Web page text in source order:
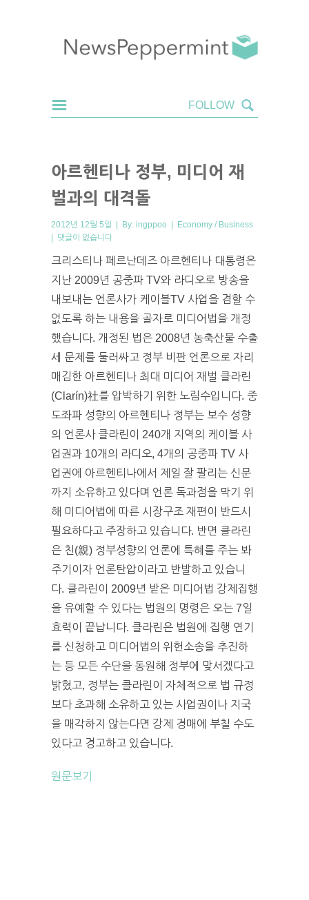
아르헨티나 정부, 미디어 재
벌과의 대격돌
2012년 12월 5일 | By: ingppoo | Economy / Business
| 댓글이 없습니다
크리스티나 페르난데즈 아르헨티나 대통령은
지난 2009년 공중파 TV와 라디오로 방송을
내보내는 언론사가 케이블TV 사업을 겸할 수
없도록 하는 내용을 골자로 미디어법을 개정
했습니다. 개정된 법은 2008년 농축산물 수출
세 문제를 둘러싸고 정부 비판 언론으로 자리
매김한 아르헨티나 최대 미디어 재벌 클라린
(Clarín)社를 압박하기 위한 노림수입니다. 중
도좌파 성향의 아르헨티나 정부는 보수 성향
의 언론사 클라린이 240개 지역의 케이블 사
업권과 10개의 라디오, 4개의 공중파 TV 사
업권에 아르헨티나에서 제일 잘 팔리는 신문
까지 소유하고 있다며 언론 독과점을 막기 위
해 미디어법에 따른 시장구조 재편이 반드시
필요하다고 주장하고 있습니다. 반면 클라린
은 친(親) 정부성향의 언론에 특혜를 주는 봐
주기이자 언론탄압이라고 반발하고 있습니
다. 클라린이 2009년 받은 미디어법 강제집행
을 유예할 수 있다는 법원의 명령은 오는 7일
효력이 끝납니다. 클라린은 법원에 집행 연기
를 신청하고 미디어법의 위헌소송을 추진하
는 등 모든 수단을 동원해 정부에 맞서겠다고
밝혔고, 정부는 클라린이 자체적으로 법 규정
보다 초과해 소유하고 있는 사업권이나 지국
을 매각하지 않는다면 강제 경매에 부칠 수도
있다고 경고하고 있습니다.
원문보기